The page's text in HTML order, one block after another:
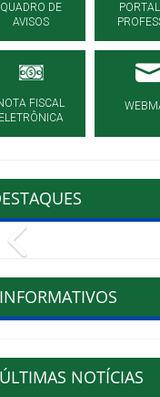
QUADRO DE
AVISOS
FISCAL
ELETRÔNICA
INFORMATIVOS
ÚLTIMAS NOTÍCIAS